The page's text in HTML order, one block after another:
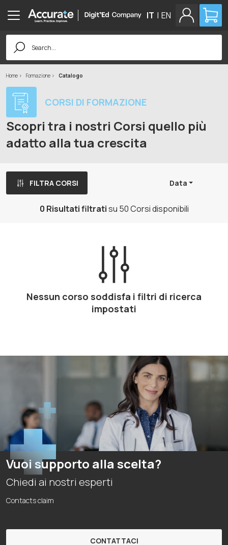
IT | EN
Search
for:
Home Formazione Catalogo
CORSI DI FORMAZIONE
Scopri tra i nostri Corsi quello più
adatto alla tua crescita
FILTRA CORSI Data
0 Risultati filtratisu 50 Corsi disponibili
Nessun corso soddisfa i filtri di ricerca
impostati
Vuoi supporto alla scelta?
Chiedi ai nostri esperti
Contacts claim
CONTATTACI